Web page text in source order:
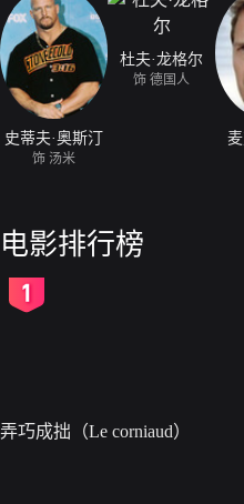
史蒂夫·奥斯汀
饰 汤米
杜夫·龙格尔
饰 德国人
电影排行榜
弄巧成拙（Le corniaud）